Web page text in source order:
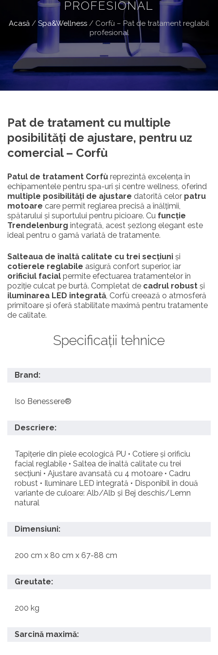
PROFESIONAL
Acasă / Spa&Wellness / Corfù – Pat de tratament reglabil
profesional
Pat de tratament cu multiple
posibilități de ajustare, pentru uz
comercial – Corfù
Patul de tratament Corfù reprezintă excelența în
echipamentele pentru spa-uri și centre wellness, oferind
multiple posibilități de ajustare datorită celor patru
motoare care permit reglarea precisă a înălțimii,
spătarului și suportului pentru picioare. Cu funcție
Trendelenburg integrată, acest șezlong elegant este
ideal pentru o gamă variată de tratamente.
Salteaua de înaltă calitate cu trei secțiuni și
cotierele reglabile asigură confort superior, iar
orificiul facial permite efectuarea tratamentelor în
poziție culcat pe burtă. Completat de cadrul robust și
iluminarea LED integrată , Corfù creează o atmosferă
primitoare și oferă stabilitate maximă pentru tratamente
de calitate.
Specificații tehnice
Brand:
Iso Benessere®
Descriere:
Tapițerie din piele ecologică PU • Cotiere și orificiu
facial reglabile • Saltea de înaltă calitate cu trei
secțiuni • Ajustare avansată cu 4 motoare • Cadru
robust • Iluminare LED integrată • Disponibil în două
variante de culoare: Alb/Alb și Bej deschis/Lemn
natural
Dimensiuni:
200 cm x 80 cm x 67-88 cm
Greutate:
200 kg
Sarcină maximă: